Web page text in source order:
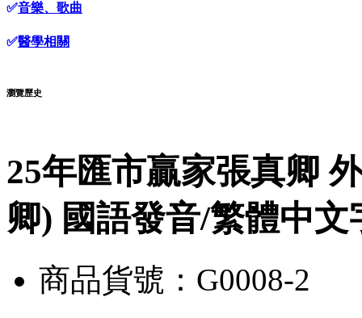
✅音樂、歌曲
✅醫學相關
瀏覽歷史
25年匯市贏家張真卿
卿) 國語發音/繁體中
商品貨號：G0008-2